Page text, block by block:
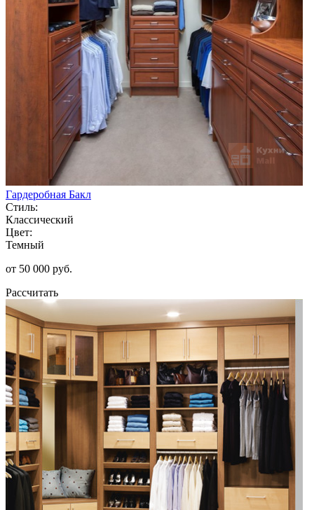
Гардеробная Бакл
Стиль:
Классический
Цвет:
Темный
от 50 000 руб.
Рассчитать